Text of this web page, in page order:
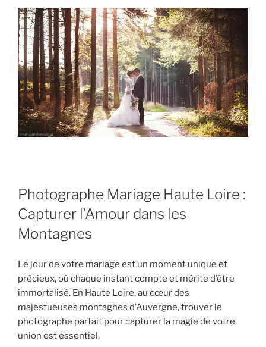
Photographe Mariage Haute Loire :
Capturer l’Amour dans les
Montagnes
Le jour de votre mariage est un moment unique et
précieux, où chaque instant compte et mérite d’être
immortalisé. En Haute Loire, au cœur des
majestueuses montagnes d’Auvergne, trouver le
photographe parfait pour capturer la magie de votre
union est essentiel.